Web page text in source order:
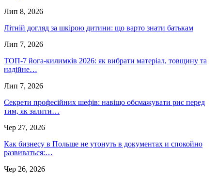
Лип 8, 2026
Літній догляд за шкірою дитини: що варто знати батькам
Лип 7, 2026
ТОП-7 йога-килимків 2026: як вибрати матеріал, товщину та
надійне…
Лип 7, 2026
Секрети професійних шефів: навіщо обсмажувати рис перед
тим, як залити…
Чер 27, 2026
Как бизнесу в Польше не утонуть в документах и спокойно
развиваться:…
Чер 26, 2026